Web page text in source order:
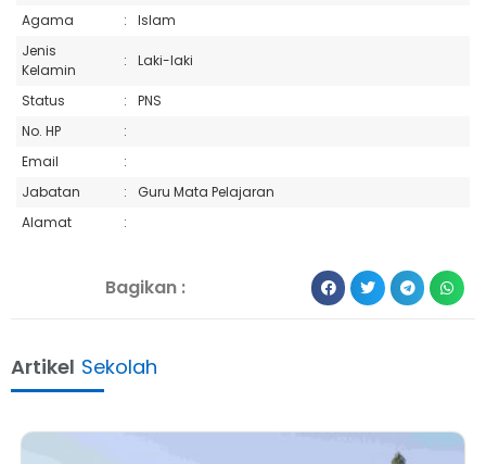
Agama
:
Islam
Jenis
Kelamin
: Laki-laki
Status :
PNS
No. HP
:
Email
:
Jabatan
:
Guru Mata Pelajaran
Alamat
:
Bagikan :
Artikel Sekolah